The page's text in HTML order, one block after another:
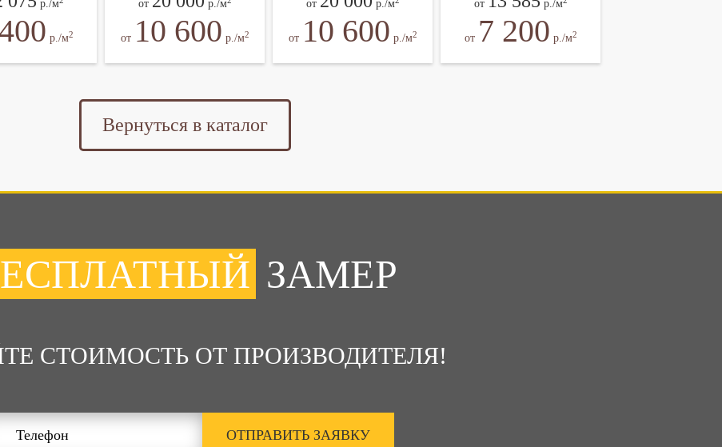
р./м
р./м2
от р./м
от 10 600 р./м2
от р./м
от 10 600 р./м2
от р./м
от 7 200 р./м2
Вернуться в каталог
ЗАМЕР
СТОИМОСТЬ ОТ ПРОИЗВОДИТЕЛЯ!
ОТПРАВИТЬ ЗАЯВКУ